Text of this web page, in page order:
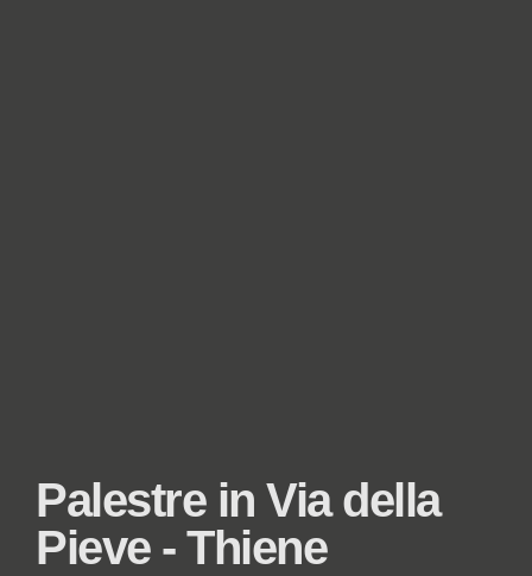
Palestre in Via della
Pieve - Thiene